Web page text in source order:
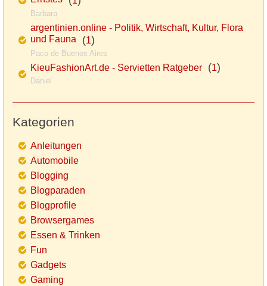
Barbara
argentinien.online - Politik, Wirtschaft, Kultur, Flora
und Fauna (1)
Paco de Buenos Aires
KieuFashionArt.de - Servietten Ratgeber (1)
Daniel
Kategorien
Anleitungen
Automobile
Blogging
Blogparaden
Blogprofile
Browsergames
Essen & Trinken
Fun
Gadgets
Gaming